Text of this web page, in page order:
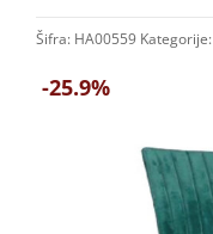
-25.9%
Šifra: HA00559 Kategorije: